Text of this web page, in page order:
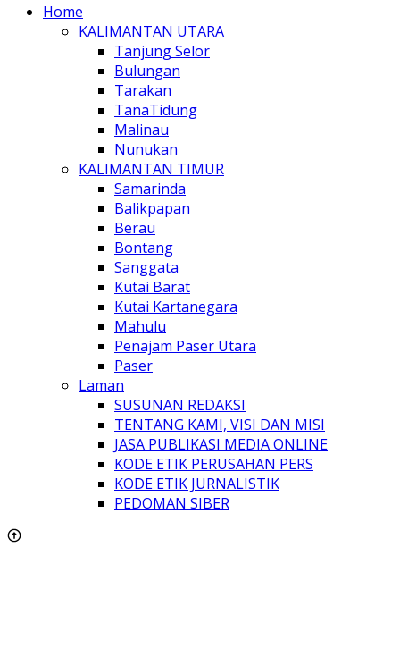
Home
KALIMANTAN UTARA
Tanjung Selor
Bulungan
Tarakan
TanaTidung
Malinau
Nunukan
KALIMANTAN TIMUR
Samarinda
Balikpapan
Berau
Bontang
Sanggata
Kutai Barat
Kutai Kartanegara
Mahulu
Penajam Paser Utara
Paser
Laman
SUSUNAN REDAKSI
TENTANG KAMI, VISI DAN MISI
JASA PUBLIKASI MEDIA ONLINE
KODE ETIK PERUSAHAN PERS
KODE ETIK JURNALISTIK
PEDOMAN SIBER